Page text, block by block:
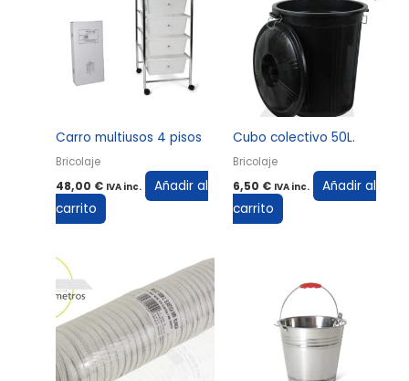
Carro multiusos 4 pisos
Bricolaje
48,00 € IVA inc.
Añadir al
carrito
Cubo colectivo 50L.
Bricolaje
6,50 € IVA inc.
Añadir al
carrito